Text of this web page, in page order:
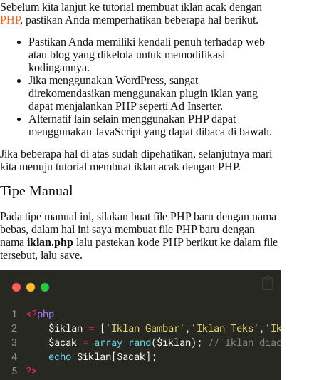
Sebelum kita lanjut ke tutorial membuat iklan acak dengan
PHP, pastikan Anda memperhatikan beberapa hal berikut.
Pastikan Anda memiliki kendali penuh terhadap web
atau blog yang dikelola untuk memodifikasi
kodingannya.
Jika menggunakan WordPress, sangat
direkomendasikan menggunakan plugin iklan yang
dapat menjalankan PHP seperti Ad Inserter.
Alternatif lain selain menggunakan PHP dapat
menggunakan JavaScript yang dapat dibaca di bawah.
Jika beberapa hal di atas sudah dipehatikan, selanjutnya mari
kita menuju tutorial membuat iklan acak dengan PHP.
Tipe Manual
Pada tipe manual ini, silakan buat file PHP baru dengan nama
bebas, dalam hal ini saya membuat file PHP baru dengan
nama iklan.php lalu pastekan kode PHP berikut ke dalam file
tersebut, lalu save.
<?php
	$iklan
= [ 'Iklan Gambar' , 'Iklan Teks' , 'Iklan
	$acak
= array_rand($iklan); // Iklan diacak
echo $iklan[$acak];
?>